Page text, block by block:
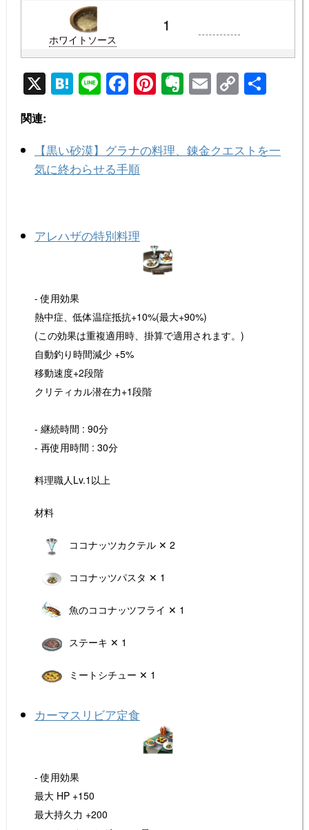
ホワイトソース
1
X H
at
n
a
Li
n
F
a
e
b
k
Pi
nt
e
E
v
n
E
m
C
o
y
関連:
【黒い砂漠】グラナの料理、錬金クエストを一
気に終わらせる手順
アレハザの特別料理
- 使用効果
熱中症、低体温症抵抗+10%(最大+90%)
(この効果は重複適用時、掛算で適用されます。)
自動釣り時間減少 +5%
移動速度+2段階
クリティカル潜在力+1段階
- 継続時間 : 90分
- 再使用時間 : 30分
料理職人Lv.1以上
材料
ココナッツカクテル ✕ 2
ココナッツパスタ ✕ 1
魚のココナッツフライ ✕ 1
ステーキ ✕ 1
ミートシチュー ✕ 1
カーマスリビア定食
- 使用効果
最大 HP +150
最大持久力 +200